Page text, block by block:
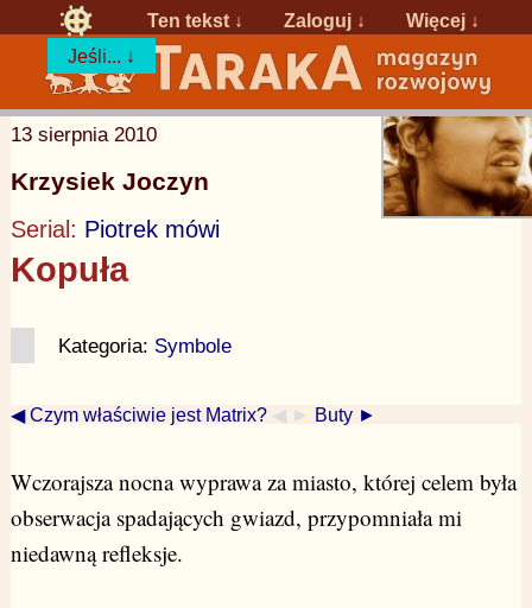
Ten tekst ↓ Zaloguj ↓
Więcej ↓
Jeśli... ↓
13 sierpnia 2010
Krzysiek Joczyn
Serial: Piotrek mówi
Kopuła
Kategoria: Symbole
◀ Czym właściwie jest Matrix? ◀ ► Buty ►
Wczorajsza nocna wyprawa za miasto, której celem była
obserwacja spadających gwiazd, przypomniała mi
niedawną refleksje.